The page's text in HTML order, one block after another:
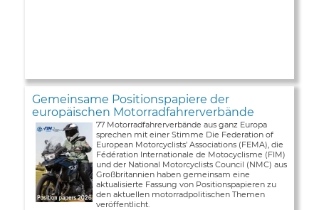
Gemeinsame Positionspapiere der
europäischen Motorradfahrerverbände
77 Motorradfahrerverbände aus ganz Europa
sprechen mit einer Stimme Die Federation of
European Motorcyclists’ Associations (FEMA), die
Fédération Internationale de Motocyclisme (FIM)
und der National Motorcyclists Council (NMC) aus
Großbritannien haben gemeinsam eine
aktualisierte Fassung von Positionspapieren zu
den aktuellen motorradpolitischen Themen
veröffentlicht.